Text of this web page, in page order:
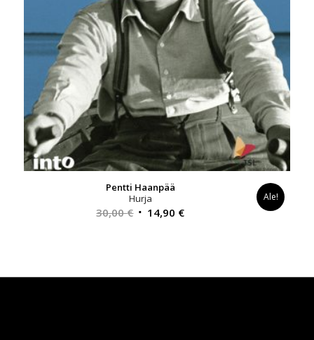
Pentti Haanpää
Hurja
30,00€ Alkuperäinen
14,90 €Nykyinen
Ale!